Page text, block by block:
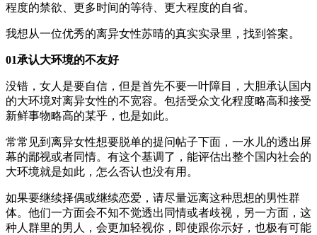
程度的禁欲、更多时间的等待、更大程度的自省。
我想从一位优秀的离异女性苏晴的真实实录里，找到答案。
01承认大环境的不友好
没错，女人是要自信，但是首先不要一叶障目，大胆承认国内
的大环境对离异女性的不宽容。包括受众文化程度略高和接受
新鲜事物略高的某乎，也是如此。
常常见到离异女性想要脱单的提问帖子下面，一水儿的透出屏
幕的鄙视或者同情。有这个基调了，能评估出整个国内社会的
大环境就是如此，怎么否认也没有用。
如果要继续择偶或继续恋爱，请尽量远离这种思想的男性群
体。他们一方面会不知不觉透出同情或者歧视，另一方面，这
种人群里的男人，会更加轻视你，即使跟你示好，也极有可能